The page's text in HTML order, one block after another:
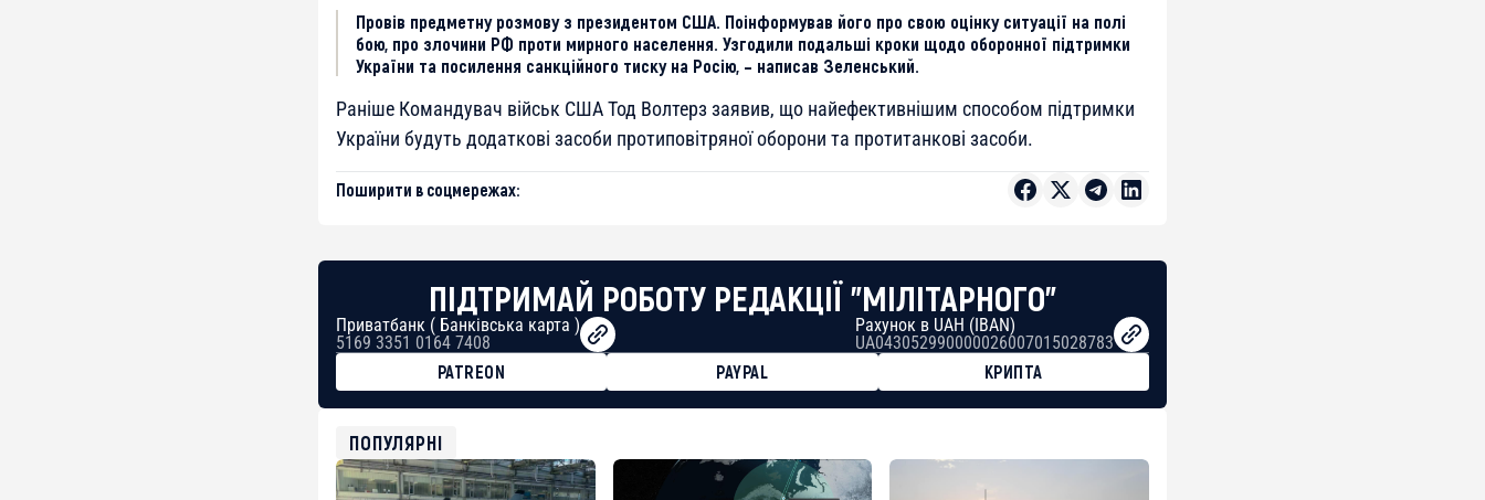
Провів предметну розмову з президентом США. Поінформував його про свою оцінку ситуації на полі
бою, про злочини РФ проти мирного населення. Узгодили подальші кроки щодо оборонної підтримки
України та посилення санкційного тиску на Росію, – написав Зеленський.
Раніше Командувач військ США Тод Волтерз заявив, що найефективнішим способом підтримки
України будуть додаткові засоби протиповітряної оборони та протитанкові засоби.
Поширити в соцмережах:
ПІДТРИМАЙ РОБОТУ РЕДАКЦІЇ "МІЛІТАРНОГО"
Приватбанк ( Банківська карта )
5169 3351 0164 7408
Рахунок в UAH (IBAN)
UA043052990000026007015028783
PATREON
PAYPAL
КРИПТА
USDT
0x8676644fA7B6d328310283cAC1065Ae01d97CEe7
ETH
0xfD02863D3289416fcF50975c9DFda13623f97758
ПОПУЛЯРНІ